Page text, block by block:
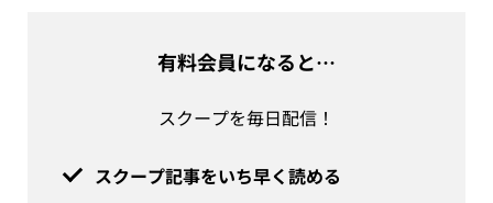
有料会員になると…
スクープを毎日配信！
スクープ記事をいち早く読める